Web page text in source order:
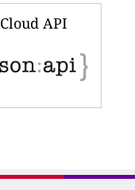
Cloud API